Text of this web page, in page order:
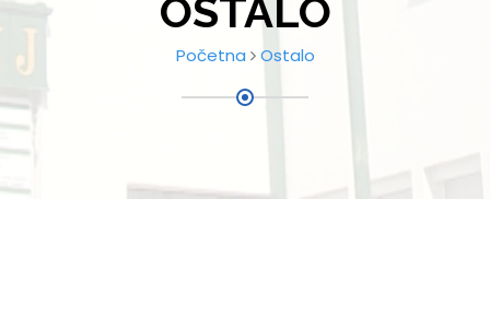
OSTALO
Početna Ostalo